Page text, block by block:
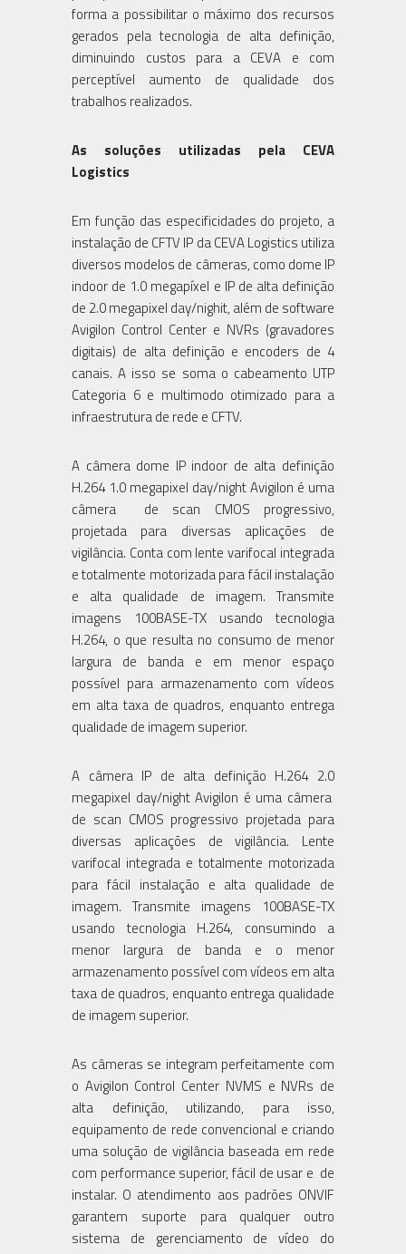
forma a possibilitar o máximo dos recursos
gerados pela tecnologia de alta definição,
diminuindo custos para a CEVA e com
perceptível aumento de qualidade dos
trabalhos realizados.
As soluções utilizadas pela CEVA
Logistics
Em função das especificidades do projeto, a
instalação de CFTV IP da CEVA Logistics utiliza
diversos modelos de câmeras, como dome IP
indoor de 1.0 megapíxel e IP de alta definição
de 2.0 megapixel day/nighit, além de software
Avigilon Control Center e NVRs (gravadores
digitais) de alta definição e encoders de 4
canais. A isso se soma o cabeamento UTP
Categoria 6 e multimodo otimizado para a
infraestrutura de rede e CFTV.
A câmera dome IP indoor de alta definição
H.264 1.0 megapixel day/night Avigilon é uma
câmera de scan CMOS progressivo,
projetada para diversas aplicações de
vigilância. Conta com lente varifocal integrada
e totalmente motorizada para fácil instalação
e alta qualidade de imagem. Transmite
imagens 100BASE-TX usando tecnologia
H.264, o que resulta no consumo de menor
largura de banda e em menor espaço
possível para armazenamento com vídeos
em alta taxa de quadros, enquanto entrega
qualidade de imagem superior.
A câmera IP de alta definição H.264 2.0
megapixel day/night Avigilon é uma câmera
de scan CMOS progressivo projetada para
diversas aplicações de vigilância. Lente
varifocal integrada e totalmente motorizada
para fácil instalação e alta qualidade de
imagem. Transmite imagens 100BASE-TX
usando tecnologia H.264, consumindo a
menor largura de banda e o menor
armazenamento possível com vídeos em alta
taxa de quadros, enquanto entrega qualidade
de imagem superior.
As câmeras se integram perfeitamente com
o Avigilon Control Center NVMS e NVRs de
alta definição, utilizando, para isso,
equipamento de rede convencional e criando
uma solução de vigilância baseada em rede
com performance superior, fácil de usar e de
instalar. O atendimento aos padrões ONVIF
garantem suporte para qualquer outro
sistema de gerenciamento de vídeo do